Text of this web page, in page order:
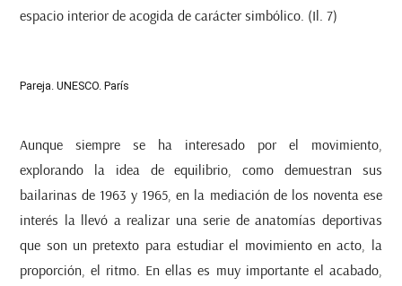
espacio interior de acogida de carácter simbólico. (Il. 7)
Pareja. UNESCO. París
Aunque siempre se ha interesado por el movimiento,
explorando la idea de equilibrio, como demuestran sus
bailarinas de 1963 y 1965, en la mediación de los noventa ese
interés la llevó a realizar una serie de anatomías deportivas
que son un pretexto para estudiar el movimiento en acto, la
proporción, el ritmo. En ellas es muy importante el acabado,